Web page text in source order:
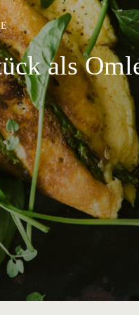
als